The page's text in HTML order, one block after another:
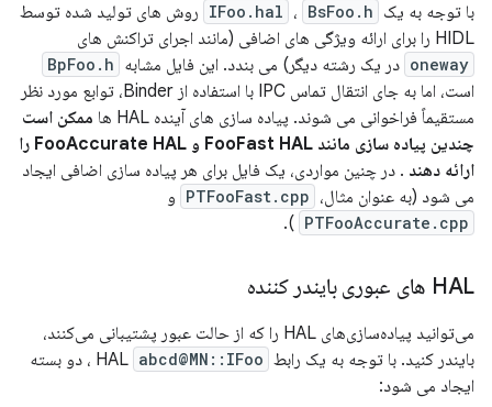
با توجه به یک
IFoo.hal ، BsFoo.h
روش های تولید شده توسط
HIDL را برای ارائه ویژگی های اضافی (مانند اجرای تراکنش های
oneway در یک رشته دیگر) می بندد. این فایل مشابه BpFoo.h
است، اما به جای انتقال تماس IPC با استفاده از Binder، توابع مورد نظر
مستقیماً فراخوانی می شوند. پیاده سازی های آینده HAL ها
ممکن است
چندین پیاده سازی مانند FooFast HAL و FooAccurate HAL را
ارائه دهند . در چنین مواردی، یک فایل برای هر پیاده سازی اضافی ایجاد
می شود (به عنوان مثال، PTFooFast.cpp و
PTFooAccurate.cpp
).
HAL های عبوری بایندر کننده
می‌توانید پیاده‌سازی‌های HAL را که از حالت عبور پشتیبانی می‌کنند،
بایندر کنید. با توجه به یک رابط HAL abcd@MN::IFoo
، دو بسته
ایجاد می شود: